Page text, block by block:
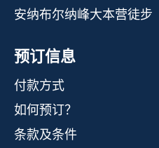
安纳布尔纳峰大本营徒步
预订信息
付款方式
如何预订？
条款及条件